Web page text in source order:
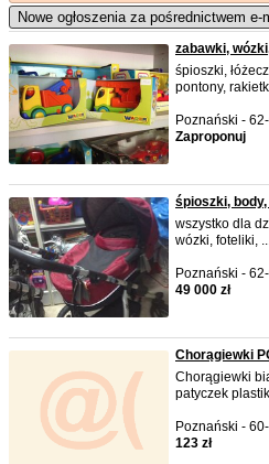
Nowe ogłoszenia za pośrednictwem e-
zabawki,
śpioszki,
pontony,
Poznański -
Zaproponuj
śpioszki,
wszystko dla
wózki, foteliki,
Poznański -
49 000 zł
Chorągiewki
Chorągiewki
patyczek
Poznański -
123 zł